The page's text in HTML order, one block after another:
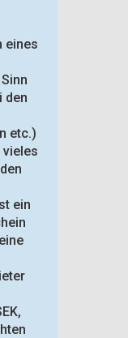
eines
den
etc.)
vieles
ein